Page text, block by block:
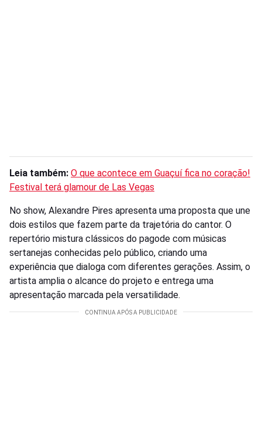
Leia também: O que acontece em Guaçuí fica no coração!
Festival terá glamour de Las Vegas
No show, Alexandre Pires apresenta uma proposta que une
dois estilos que fazem parte da trajetória do cantor. O
repertório mistura clássicos do pagode com músicas
sertanejas conhecidas pelo público, criando uma
experiência que dialoga com diferentes gerações. Assim, o
artista amplia o alcance do projeto e entrega uma
apresentação marcada pela versatilidade.